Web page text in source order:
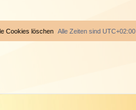
Alle Zeiten sind UTC+02:00
Cookies löschen